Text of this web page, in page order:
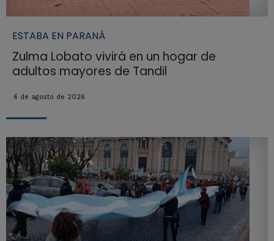
ESTABA EN PARANÁ
Zulma Lobato vivirá en un hogar de
adultos mayores de Tandil
6 de agosto de 2026